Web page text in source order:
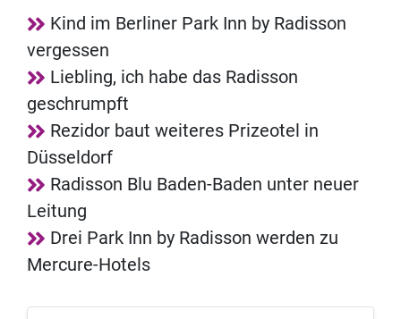
Kind im Berliner Park Inn by Radisson
vergessen
Liebling, ich habe das Radisson
geschrumpft
Rezidor baut weiteres Prizeotel in
Düsseldorf
Radisson Blu Baden-Baden unter neuer
Leitung
Drei Park Inn by Radisson werden zu
Mercure-Hotels